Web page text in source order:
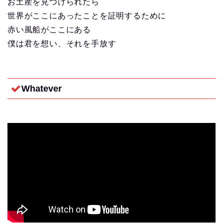
お土産を見つけられたら
世界がここにあったことを証明するために
赤い風船がここにある
僕は君を想い、それを手放す
Whatever